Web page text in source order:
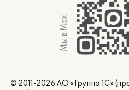
Мы в Max
© 2011-2026 АО «Группа 1С»